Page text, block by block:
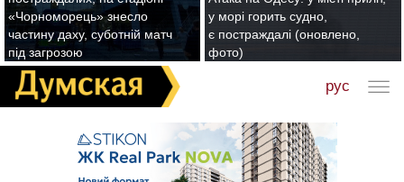
«Чорноморець» знесло
частину даху, суботній матч
під загрозою
у морі горить судно,
є постраждалі (оновлено,
фото)
рус